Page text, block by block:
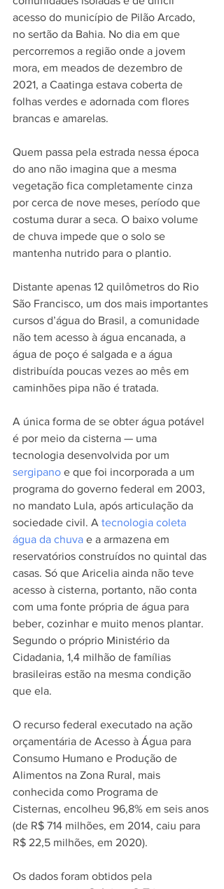
acesso do município de Pilão Arcado,
no sertão da Bahia. No dia em que
percorremos a região onde a jovem
mora, em meados de dezembro de
2021, a Caatinga estava coberta de
folhas verdes e adornada com flores
brancas e amarelas.
Quem passa pela estrada nessa época
do ano não imagina que a mesma
vegetação fica completamente cinza
por cerca de nove meses, período que
costuma durar a seca. O baixo volume
de chuva impede que o solo se
mantenha nutrido para o plantio.
Distante apenas 12 quilômetros do Rio
São Francisco, um dos mais importantes
cursos d’água do Brasil, a comunidade
não tem acesso à água encanada, a
água de poço é salgada e a água
distribuída poucas vezes ao mês em
caminhões pipa não é tratada.
A única forma de se obter água potável
é por meio da cisterna — uma
tecnologia desenvolvida por um
sergipano e que foi incorporada a um
programa do governo federal em 2003,
no mandato Lula, após articulação da
sociedade civil. A tecnologia coleta
água da chuva e a armazena em
reservatórios construídos no quintal das
casas. Só que Aricelia ainda não teve
acesso à cisterna, portanto, não conta
com uma fonte própria de água para
beber, cozinhar e muito menos plantar.
Segundo o próprio Ministério da
Cidadania, 1,4 milhão de famílias
brasileiras estão na mesma condição
que ela.
O recurso federal executado na ação
orçamentária de Acesso à Água para
Consumo Humano e Produção de
Alimentos na Zona Rural, mais
conhecida como Programa de
Cisternas, encolheu 96,8% em seis anos
(de R$ 714 milhões, em 2014, caiu para
R$ 22,5 milhões, em 2020).
Os dados foram obtidos pela